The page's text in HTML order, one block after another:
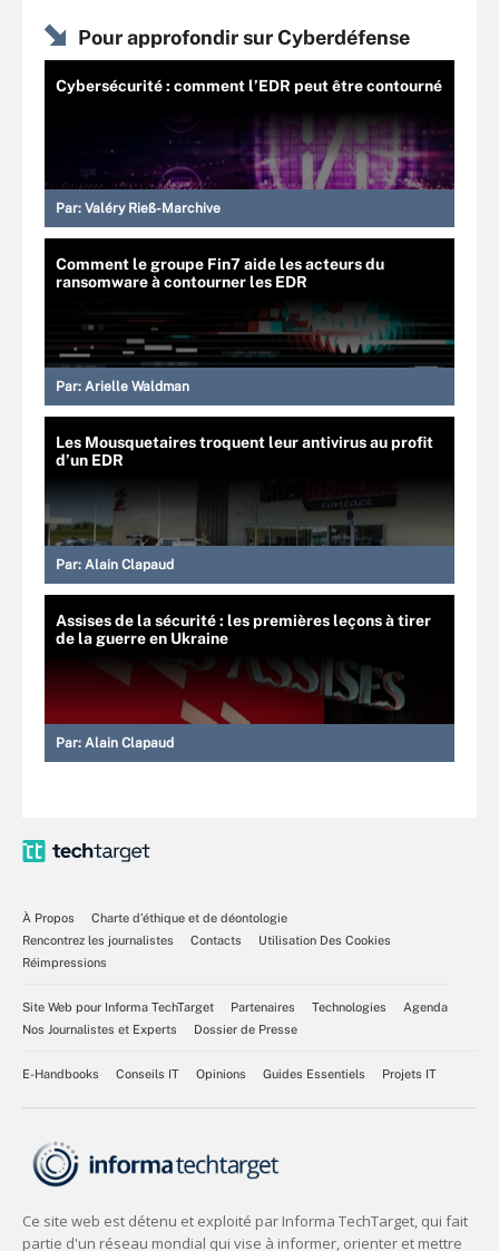
Pour approfondir sur Cyberdéfense
Cybersécurité : comment l’EDR peut être contourné
Par: Valéry Rieß-Marchive
Comment le groupe Fin7 aide les acteurs du
ransomware à contourner les EDR
Par: Arielle Waldman
Les Mousquetaires troquent leur antivirus au profit
d’un EDR
Par: Alain Clapaud
Assises de la sécurité : les premières leçons à tirer
de la guerre en Ukraine
Par: Alain Clapaud
À Propos
Charte d’éthique et de déontologie
Rencontrez les journalistes
Contacts
Utilisation Des Cookies
Réimpressions
Site Web pour Informa TechTarget Partenaires Technologies
Agenda
Nos Journalistes et Experts
Dossier de Presse
E-Handbooks Conseils IT Opinions Guides Essentiels Projets IT